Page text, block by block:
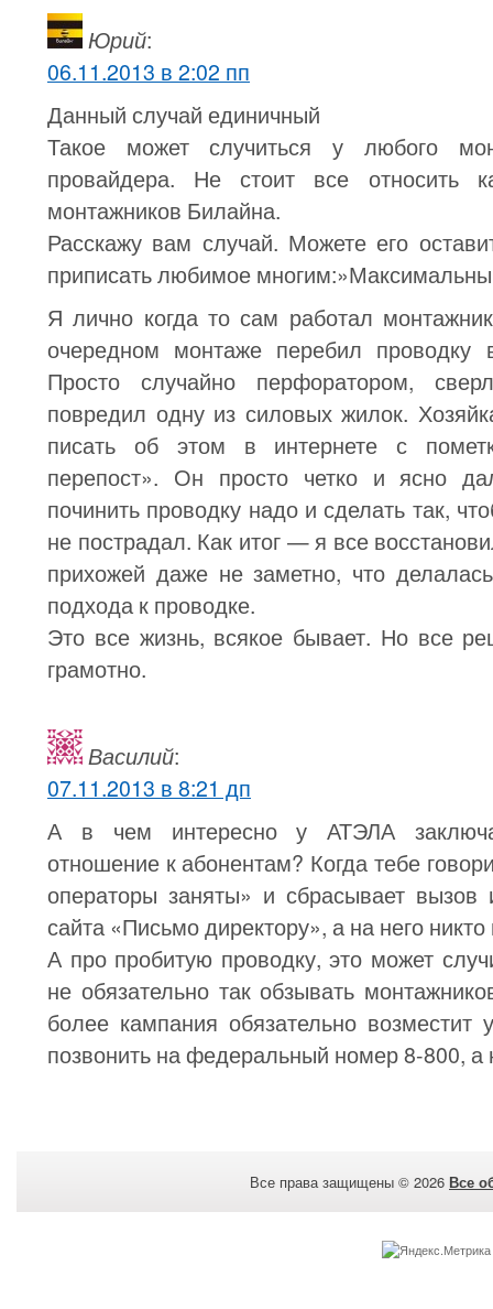
Юрий:
06.11.2013 в 2:02 пп
Данный случай единичный
Такое может случиться у любого
провайдера. Не стоит все относить
монтажников Билайна.
Расскажу вам случай. Можете его
приписать любимое
Я лично когда то сам работал
очередном монтаже перебил проводку
Просто случайно перфоратором,
повредил одну из силовых жилок.
писать об этом в интернете с
перепост». Он просто четко и ясно
починить проводку надо и сделать так,
не пострадал. Как итог — я все
прихожей даже не заметно, что
подхода к проводке.
Это все жизнь, всякое бывает. Но все
грамотно.
Василий:
07.11.2013 в 8:21 дп
А в чем интересно у АТЭЛА
отношение к абонентам? Когда тебе
операторы заняты» и сбрасывает
сайта «Письмо директору», а на него никто
А про пробитую проводку, это может
не обязательно так обзывать
более кампания обязательно возместит
позвонить на федеральный номер 8-800,
Все права защищены © 2026 Все